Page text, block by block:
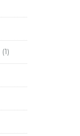
(1)